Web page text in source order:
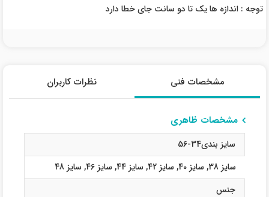
توجه : اندازه ها یک تا دو سانت جای خطا دارد
مشخصات فنی نظرات کاربران
مشخصات ظاهری
سایز بندی34-56
سایز 38
, سایز 40 , سایز 42 , سایز 44 , سایز 46 , سایز 48
جنس